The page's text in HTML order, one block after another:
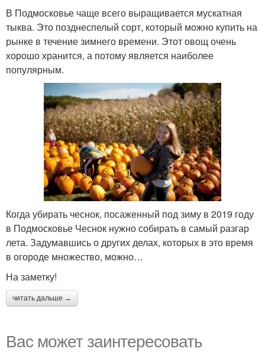
В Подмосковье чаще всего выращивается мускатная
тыква. Это позднеспелый сорт, который можно купить на
рынке в течение зимнего времени. Этот овощ очень
хорошо хранится, а потому является наиболее
популярным.
Когда убирать чеснок, посаженный под зиму в 2019 году
в Подмосковье Чеснок нужно собирать в самый разгар
лета. Задумавшись о других делах, которых в это время
в огороде множество, можно…
На заметку!
читать дальше →
Вас может заинтересовать